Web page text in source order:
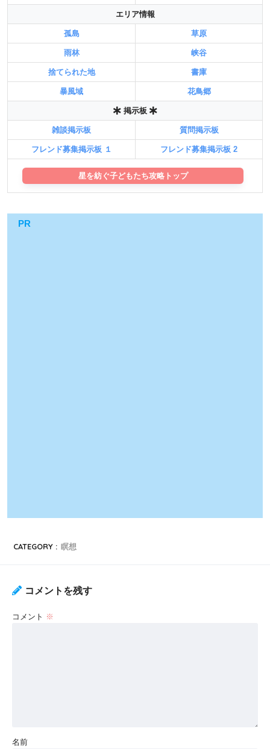
エリア情報
孤島 草原
雨林 峡谷
捨てられた地 書庫
暴風域 花鳥郷
掲示板
雑談掲示板 質問掲示板
フレンド募集掲示板 １ フレンド募集掲示板 2
星を紡ぐ子どもたち攻略トップ
PR
CATEGORY : 瞑想
コメントを残す
コメント ※
名前